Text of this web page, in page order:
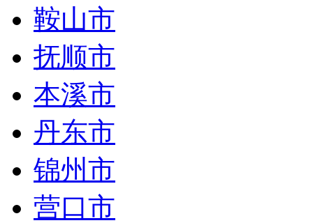
鞍山市
抚顺市
本溪市
丹东市
锦州市
营口市